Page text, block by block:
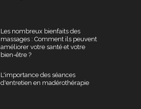
Les nombreux bienfaits des
massages : Comment ils peuvent
améliorer votre santé et votre
bien-être ?
L'importance des séances
d'entretien en madérothérapie